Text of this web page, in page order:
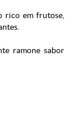
rico em frutose,
ramone sabor